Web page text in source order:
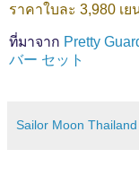
ราคาใบละ 3,980 เย
ที่มาจาก Pretty
バー セット
Sailor Moon